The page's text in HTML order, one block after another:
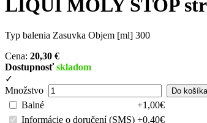
LIQUI MOLY STOP
Typ balenia Zasuvka Objem [ml] 300
Cena: 20,30 €
Dostupnosť skladom
✓
Množstvo
Balné
+1,00€
Informácie o doručení (SMS) +0,40€